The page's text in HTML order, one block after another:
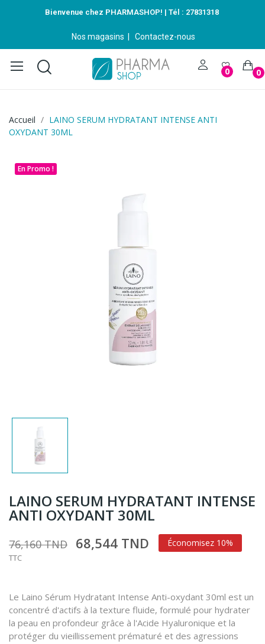
Bienvenue chez PHARMASHOP! | Tél : 27831318
Nos magasins Contactez-nous
0 0
Accueil
LAINO SERUM HYDRATANT INTENSE ANTI
OXYDANT 30ML
En Promo !
LAINO SERUM HYDRATANT INTENSE
ANTI OXYDANT 30ML
76,160 TND 68,544 TND Économisez 10%
TTC
Le Laino Sérum Hydratant Intense Anti-oxydant 30ml est un
concentré d'actifs à la texture fluide, formulé pour hydrater
la peau en profondeur grâce à l'Acide Hyaluronique et la
protéger du vieillissement prématuré et des agressions